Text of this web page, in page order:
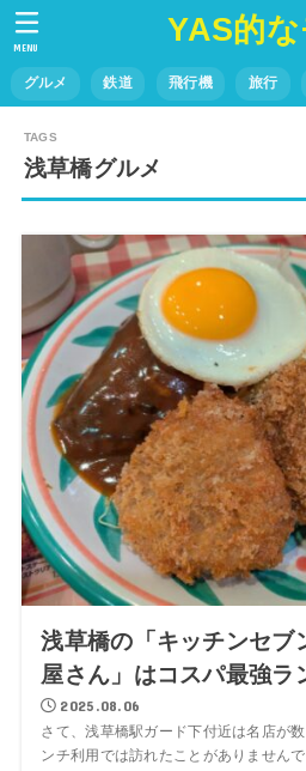
YAS的な
グルメ 鉄道 飛行機 旅行
MENU
浅草橋グルメ
浅草橋の「キッチンセブ
屋さん」はコスパ最強ラ
2025.08.06
さて、浅草橋駅ガード下付近は名店が
ンチ利用では訪れたことがありません